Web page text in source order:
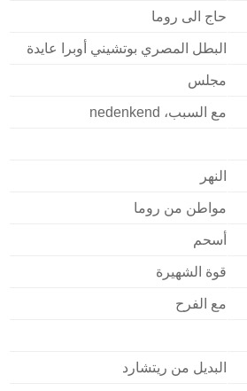
حاج الى روما
البطل المصري بوتشيني أوبرا عايدة
مجلس
مع السبب، nedenkend
مواطن من روما
أسحم
قوة الشهيرة
مع الفرح
البديل من ريتشارد